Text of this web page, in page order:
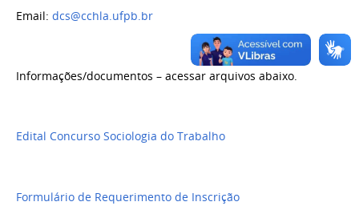
Email: dcs@cchla.ufpb.br
Informações/documentos – acessar arquivos abaixo.
Edital Concurso Sociologia do Trabalho
Formulário de Requerimento de Inscrição